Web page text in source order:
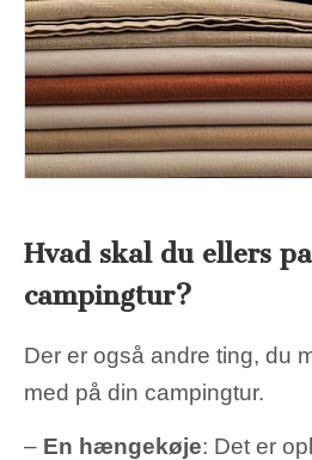
Hvad skal du ellers
campingtur?
Der er også andre ting, du
med på din campingtur.
– En hængekøje: Det er